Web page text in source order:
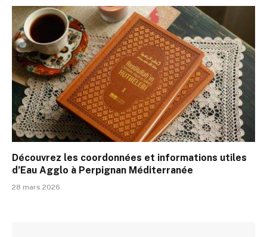
Découvrez les coordonnées et informations utiles
d’Eau Agglo à Perpignan Méditerranée
28 mars 2026